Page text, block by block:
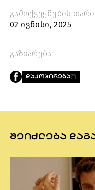
გამოქვეყნების
02 ივნისი, 2025
გაზიარება:
ᲓᲐᲙᲝᲞᲘᲠᲔᲑᲐ
ᲨᲔᲘᲫᲚᲔᲑᲐ